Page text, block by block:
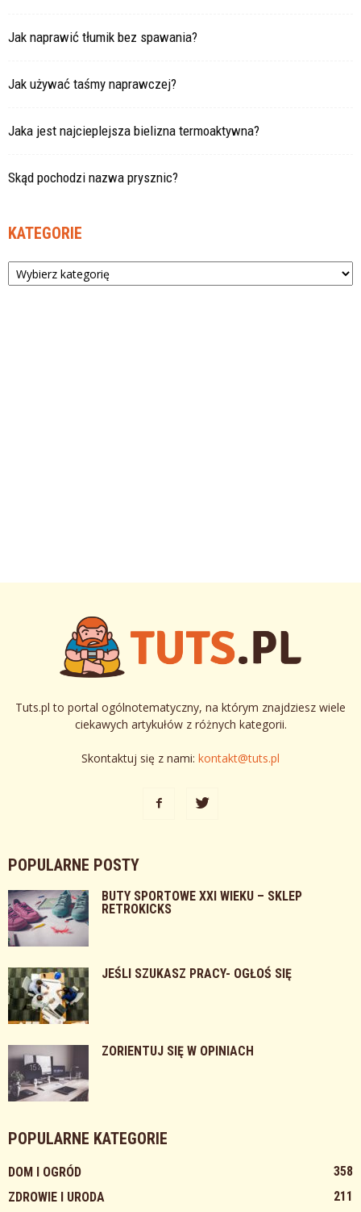
Jak naprawić tłumik bez spawania?
Jak używać taśmy naprawczej?
Jaka jest najcieplejsza bielizna termoaktywna?
Skąd pochodzi nazwa prysznic?
KATEGORIE
Kategorie
Tuts.pl to portal ogólnotematyczny, na którym znajdziesz wiele
ciekawych artykułów z różnych kategorii.
Skontaktuj się z nami: kontakt@tuts.pl
POPULARNE POSTY
BUTY SPORTOWE XXI WIEKU – SKLEP
RETROKICKS
JEŚLI SZUKASZ PRACY- OGŁOŚ SIĘ
ZORIENTUJ SIĘ W OPINIACH
POPULARNE KATEGORIE
DOM I OGRÓD
358
ZDROWIE I URODA
211